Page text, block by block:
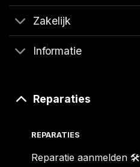
Zakelijk
Informatie
Reparaties
REPARATIES
Reparatie aanmelden 🛠️